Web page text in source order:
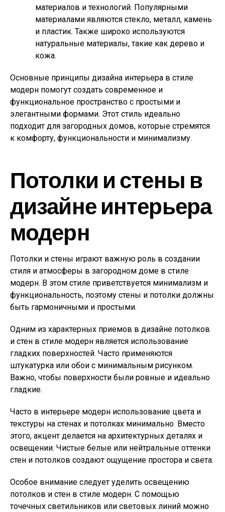
материалов и технологий. Популярными
материалами являются стекло, металл, камень
и пластик. Также широко используются
натуральные материалы, такие как дерево и
кожа.
Основные принципы дизайна интерьера в стиле
модерн помогут создать современное и
функциональное пространство с простыми и
элегантными формами. Этот стиль идеально
подходит для загородных домов, которые стремятся
к комфорту, функциональности и минимализму.
Потолки и стены в
дизайне интерьера
модерн
Потолки и стены играют важную роль в создании
стиля и атмосферы в загородном доме в стиле
модерн. В этом стиле приветствуется минимализм и
функциональность, поэтому стены и потолки должны
быть гармоничными и простыми.
Одним из характерных приемов в дизайне потолков
и стен в стиле модерн является использование
гладких поверхностей. Часто применяются
штукатурка или обои с минимальным рисунком.
Важно, чтобы поверхности были ровные и идеально
гладкие.
Часто в интерьере модерн использование цвета и
текстуры на стенах и потолках минимально. Вместо
этого, акцент делается на архитектурных деталях и
освещении. Чистые белые или нейтральные оттенки
стен и потолков создают ощущение простора и света.
Особое внимание следует уделить освещению
потолков и стен в стиле модерн. С помощью
точечных светильников или световых линий можно